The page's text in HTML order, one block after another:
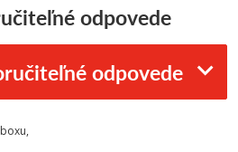
odpovede
odpovede